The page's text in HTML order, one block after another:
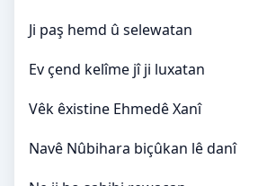
Ji paş hemd û selewatan
Ev çend kelîme jî ji luxatan
Vêk êxistine Ehmedê Xanî
Navê Nûbihara biçûkan lê danî